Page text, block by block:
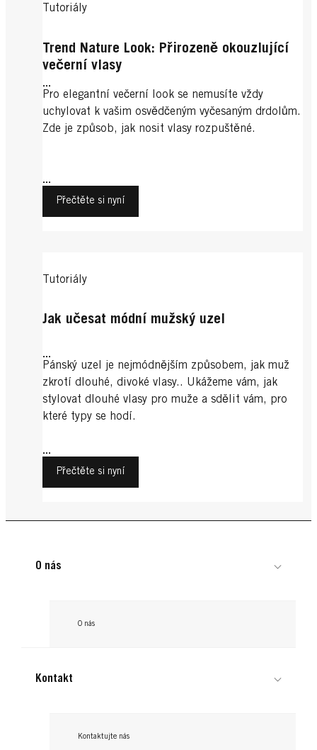
Tutoriály
Trend Nature Look: Přirozeně okouzlující
večerní vlasy
...
Pro elegantní večerní look se nemusíte vždy
uchylovat k vašim osvědčeným vyčesaným drdolům.
Zde je způsob, jak nosit vlasy rozpuštěné.
...
Přečtěte si nyní
Tutoriály
Jak učesat módní mužský uzel
...
Pánský uzel je nejmódnějším způsobem, jak muž
zkrotí dlouhé, divoké vlasy.. Ukážeme vám, jak
stylovat dlouhé vlasy pro muže a sdělit vám, pro
které typy se hodí.
...
Přečtěte si nyní
O nás
O nás
Kontakt
Kontaktujte nás